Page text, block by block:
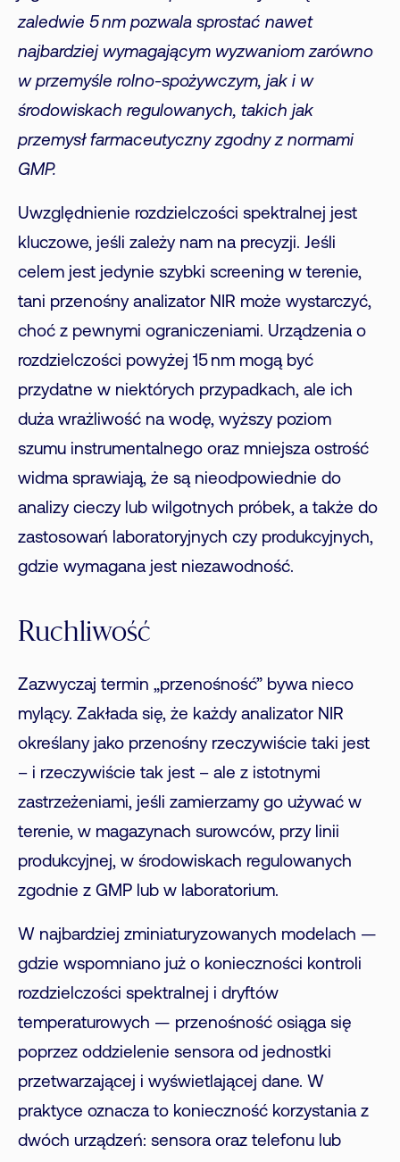
zaledwie 5 nm pozwala sprostać nawet
najbardziej wymagającym wyzwaniom zarówno
w przemyśle rolno-spożywczym, jak i w
środowiskach regulowanych, takich jak
przemysł farmaceutyczny zgodny z normami
GMP.
Uwzględnienie rozdzielczości spektralnej jest
kluczowe, jeśli zależy nam na precyzji. Jeśli
celem jest jedynie szybki screening w terenie,
tani przenośny analizator NIR może wystarczyć,
choć z pewnymi ograniczeniami. Urządzenia o
rozdzielczości powyżej 15 nm mogą być
przydatne w niektórych przypadkach, ale ich
duża wrażliwość na wodę, wyższy poziom
szumu instrumentalnego oraz mniejsza ostrość
widma sprawiają, że są nieodpowiednie do
analizy cieczy lub wilgotnych próbek, a także do
zastosowań laboratoryjnych czy produkcyjnych,
gdzie wymagana jest niezawodność.
Ruchliwość
Zazwyczaj termin „przenośność” bywa nieco
mylący. Zakłada się, że każdy analizator NIR
określany jako przenośny rzeczywiście taki jest
– i rzeczywiście tak jest – ale z istotnymi
zastrzeżeniami, jeśli zamierzamy go używać w
terenie, w magazynach surowców, przy linii
produkcyjnej, w środowiskach regulowanych
zgodnie z GMP lub w laboratorium.
W najbardziej zminiaturyzowanych modelach —
gdzie wspomniano już o konieczności kontroli
rozdzielczości spektralnej i dryftów
temperaturowych — przenośność osiąga się
poprzez oddzielenie sensora od jednostki
przetwarzającej i wyświetlającej dane. W
praktyce oznacza to konieczność korzystania z
dwóch urządzeń: sensora oraz telefonu lub